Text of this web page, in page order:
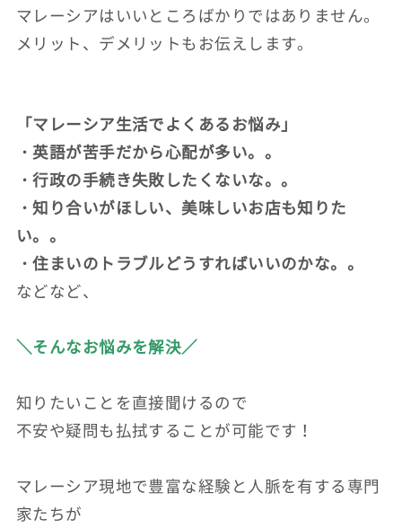
マレーシアはいいところばかりではありません。
メリット、デメリットもお伝えします。
「マレーシア生活でよくあるお悩み」
・英語が苦手だから心配が多い。。
・行政の手続き失敗したくないな。。
・知り合いがほしい、美味しいお店も知りた
い。。
・住まいのトラブルどうすればいいのかな。。
などなど、
＼そんなお悩みを解決／
知りたいことを直接聞けるので
不安や疑問も払拭することが可能です！
マレーシア現地で豊富な経験と人脈を有する専門
家たちが